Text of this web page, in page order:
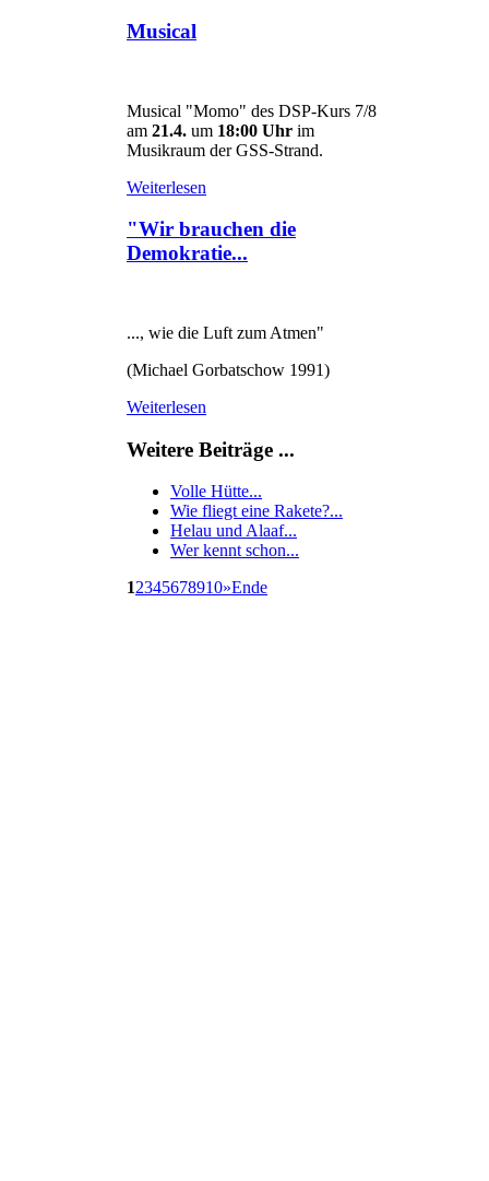
Musical
Musical "Momo" des DSP-Kurs 7/8
am 21.4. um 18:00 Uhr im
Musikraum der GSS-Strand.
Weiterlesen
"Wir brauchen die
Demokratie...
..., wie die Luft zum Atmen"
(Michael Gorbatschow 1991)
Weiterlesen
Weitere Beiträge ...
Volle Hütte...
Wie fliegt eine Rakete?...
Helau und Alaaf...
Wer kennt schon...
12345678910»Ende